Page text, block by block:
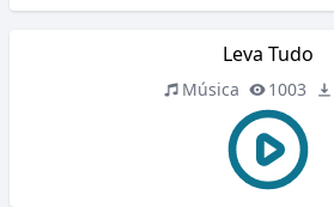
Leva Tudo
Música 1003